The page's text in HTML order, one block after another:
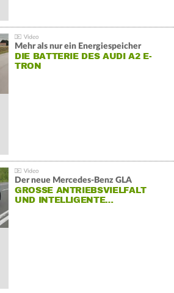
Mehr als nur ein Energiespeicher
DIE BATTERIE DES AUDI A2 E-
TRON
Der neue Mercedes-Benz GLA
GROSSE ANTRIEBSVIELFALT U
ND INTELLIGENTE…